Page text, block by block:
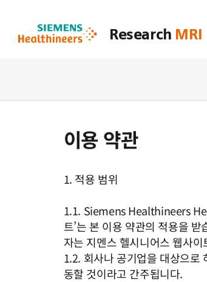
Research MRI
이용 약관
1. 적용 범위
1.1. Siemens Healthineers
트’는 본 이용 약관의 적용을
자는 지멘스 헬시니어스 웹사
1.2. 회사나 공기업을 대상으로
동할 것이라고 간주됩니다.